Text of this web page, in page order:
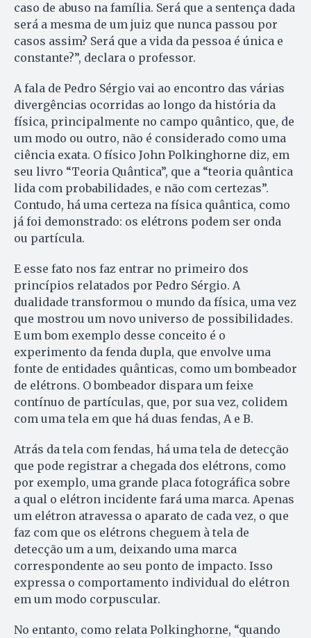
caso de abuso na família. Será que a sentença dada
será a mesma de um juiz que nunca passou por
casos assim? Será que a vida da pessoa é única e
constante?”, declara o professor.
A fala de Pedro Sérgio vai ao encontro das várias
divergências ocorridas ao longo da história da
física, principalmente no campo quântico, que, de
um modo ou outro, não é considerado como uma
ciência exata. O físico John Polkinghorne diz, em
seu livro “Teoria Quântica”, que a “teoria quântica
lida com probabilidades, e não com certezas”.
Contudo, há uma certeza na física quântica, como
já foi demonstrado: os elétrons podem ser onda
ou partícula.
E esse fato nos faz entrar no primeiro dos
princípios relatados por Pedro Sérgio. A
dualidade transformou o mundo da física, uma vez
que mostrou um novo universo de possibilidades.
E um bom exemplo desse conceito é o
experimento da fenda dupla, que envolve uma
fonte de entidades quânticas, como um bombeador
de elétrons. O bombeador dispara um feixe
contínuo de partículas, que, por sua vez, colidem
com uma tela em que há duas fendas, A e B.
Atrás da tela com fendas, há uma tela de detecção
que pode registrar a chegada dos elétrons, como
por exemplo, uma grande placa fotográfica sobre
a qual o elétron incidente fará uma marca. Apenas
um elétron atravessa o aparato de cada vez, o que
faz com que os elétrons cheguem à tela de
detecção um a um, deixando uma marca
correspondente ao seu ponto de impacto. Isso
expressa o comportamento individual do elétron
em um modo corpuscular.
No entanto, como relata Polkinghorne, “quando